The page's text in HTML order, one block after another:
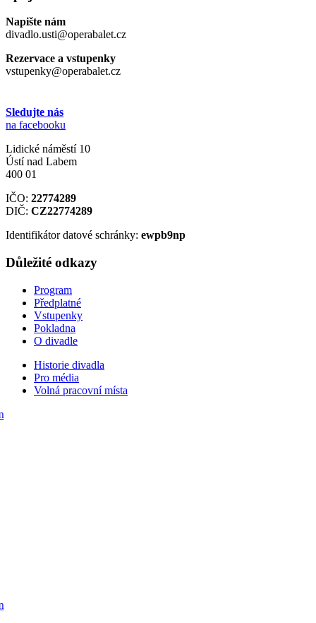
Napište nám
divadlo.usti@operabalet.cz
Rezervace a vstupenky
vstupenky@operabalet.cz
Sledujte nás
na facebooku
Lidické náměstí 10
Ústí nad Labem
400 01
IČO: 22774289
DIČ: CZ22774289
Identifikátor datové schránky: ewpb9np
Důležité odkazy
Program
Předplatné
Vstupenky
Pokladna
O divadle
Historie divadla
Pro média
Volná pracovní místa